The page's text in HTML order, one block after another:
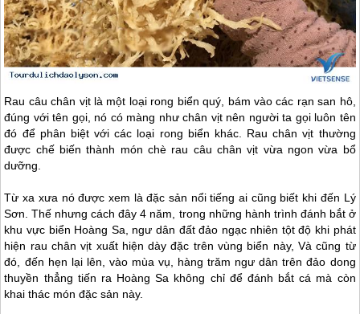
Rau câu chân vịt là một loại rong biển quý, bám vào các rạn san hô,
đúng với tên gọi, nó có màng như chân vịt nên người ta gọi luôn tên
đó để phân biệt với các loại rong biển khác. Rau chân vịt thường
được chế biến thành món chè rau câu chân vịt vừa ngon vừa bổ
dưỡng.
Từ xa xưa nó được xem là đặc sản nổi tiếng ai cũng biết khi đến Lý
Sơn . Thế nhưng cách đây 4 năm, trong những hành trình đánh bắt ở
khu vực biển Hoàng Sa, ngư dân đất đảo ngạc nhiên tột độ khi phát
hiện rau chân vịt xuất hiện dày đặc trên vùng biển này, Và cũng từ
đó, đến hẹn lại lên, vào mùa vụ, hàng trăm ngư dân trên đảo dong
thuyền thẳng tiến ra Hoàng Sa không chỉ để đánh bắt cá mà còn
khai thác món đặc sản này.